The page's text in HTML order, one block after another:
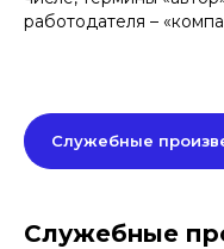
работодателя –
Служебные
Служебные